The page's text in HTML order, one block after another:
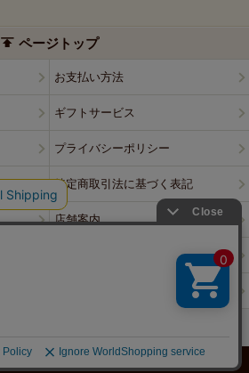
ページトップ
お支払い方法
ギフトサービス
プライバシーポリシー
特定商取引法に基づく表記
店舗案内